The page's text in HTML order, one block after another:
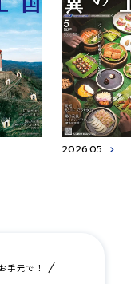
2026.05
手元で！